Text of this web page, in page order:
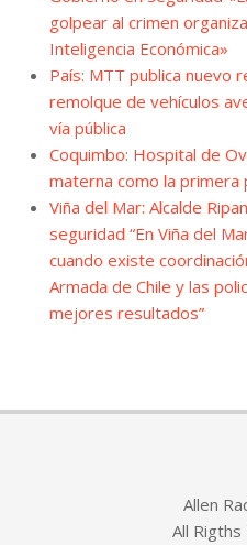
golpear al crimen
Inteligencia Económica»
País: MTT publica nuevo
remolque de vehículos
vía pública
Coquimbo: Hospital de
materna como la primera
Viña del Mar: Alcalde
seguridad “En Viña del
cuando existe
Armada de Chile y las
mejores resultados”
Allen
All